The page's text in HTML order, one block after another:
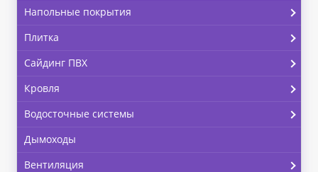
Напольные покрытия
Плитка
Сайдинг ПВХ
Кровля
Водосточные системы
Дымоходы
Вентиляция